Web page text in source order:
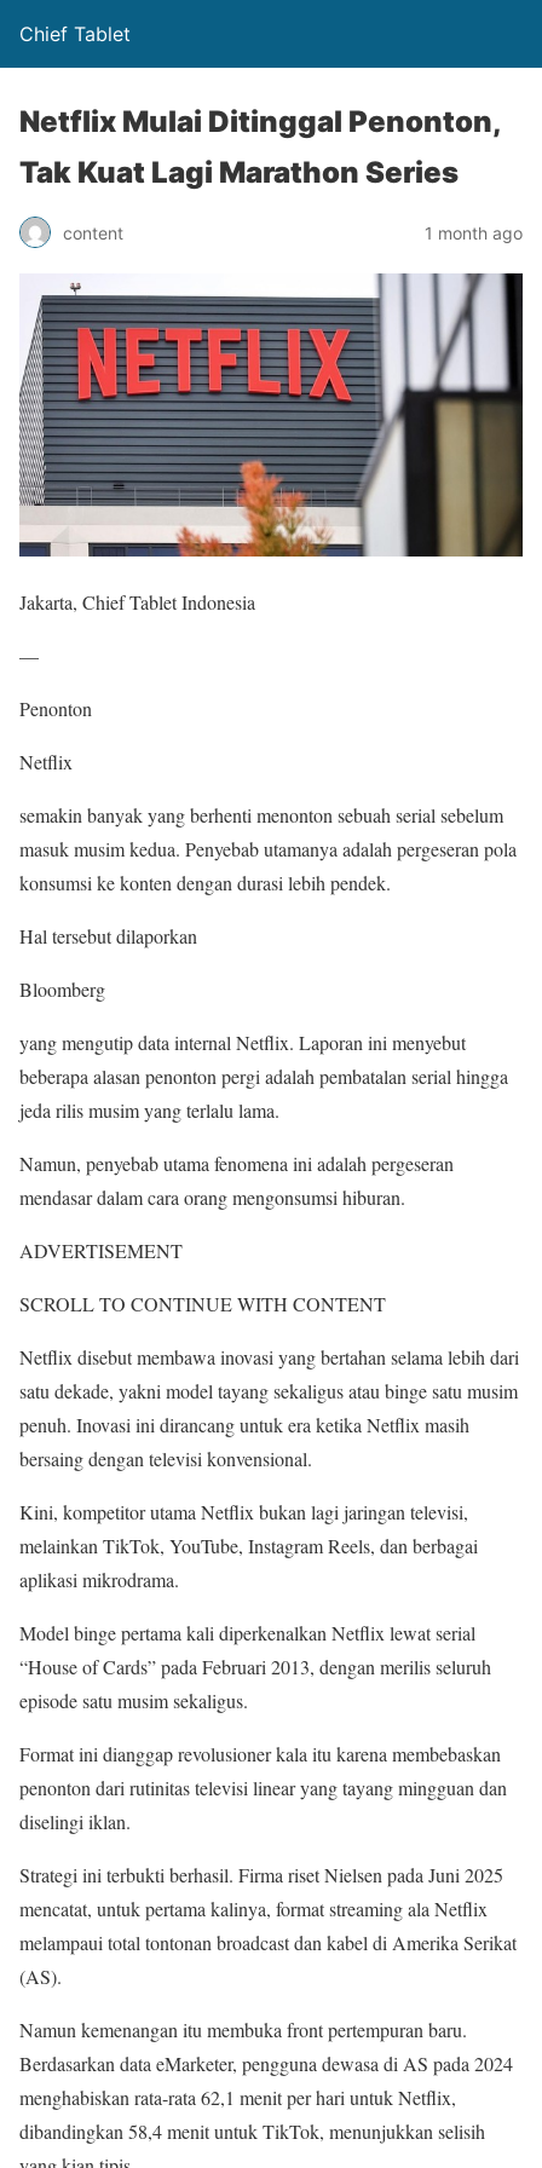
Chief Tablet
Netflix Mulai Ditinggal Penonton,
Tak Kuat Lagi Marathon Series
content 1 month ago
Jakarta, Chief Tablet Indonesia
—
Penonton
Netflix
semakin banyak yang berhenti menonton sebuah serial sebelum
masuk musim kedua. Penyebab utamanya adalah pergeseran pola
konsumsi ke konten dengan durasi lebih pendek.
Hal tersebut dilaporkan
Bloomberg
yang mengutip data internal Netflix. Laporan ini menyebut
beberapa alasan penonton pergi adalah pembatalan serial hingga
jeda rilis musim yang terlalu lama.
Namun, penyebab utama fenomena ini adalah pergeseran
mendasar dalam cara orang mengonsumsi hiburan.
ADVERTISEMENT
SCROLL TO CONTINUE WITH CONTENT
Netflix disebut membawa inovasi yang bertahan selama lebih dari
satu dekade, yakni model tayang sekaligus atau binge satu musim
penuh. Inovasi ini dirancang untuk era ketika Netflix masih
bersaing dengan televisi konvensional.
Kini, kompetitor utama Netflix bukan lagi jaringan televisi,
melainkan TikTok, YouTube, Instagram Reels, dan berbagai
aplikasi mikrodrama.
Model binge pertama kali diperkenalkan Netflix lewat serial
“House of Cards” pada Februari 2013, dengan merilis seluruh
episode satu musim sekaligus.
Format ini dianggap revolusioner kala itu karena membebaskan
penonton dari rutinitas televisi linear yang tayang mingguan dan
diselingi iklan.
Strategi ini terbukti berhasil. Firma riset Nielsen pada Juni 2025
mencatat, untuk pertama kalinya, format streaming ala Netflix
melampaui total tontonan broadcast dan kabel di Amerika Serikat
(AS).
Namun kemenangan itu membuka front pertempuran baru.
Berdasarkan data eMarketer, pengguna dewasa di AS pada 2024
menghabiskan rata-rata 62,1 menit per hari untuk Netflix,
dibandingkan 58,4 menit untuk TikTok, menunjukkan selisih